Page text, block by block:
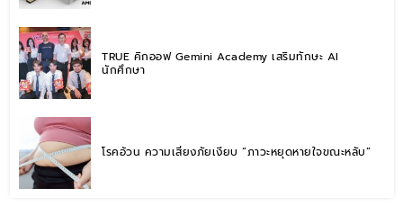
TRUE คิกออฟ Gemini Academy เสริมทักษะ AI
นักศึกษา
โรคอ้วน ความเสี่ยงภัยเงียบ “ภาวะหยุดหายใจขณะหลับ”